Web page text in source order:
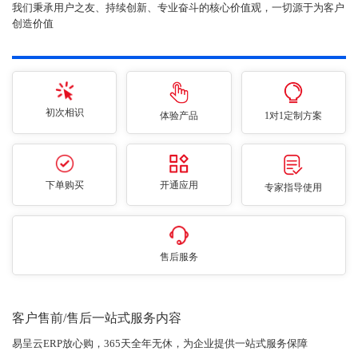
我们秉承用户之友、持续创新、专业奋斗的核心价值观，一切源于为客户
创造价值
初次相识 体验产品 1对1定制方案
下单购买 开通应用 专家指导使用
售后服务
客户售前/售后一站式服务内容
易呈云ERP放心购，365天全年无休，为企业提供一站式服务保障